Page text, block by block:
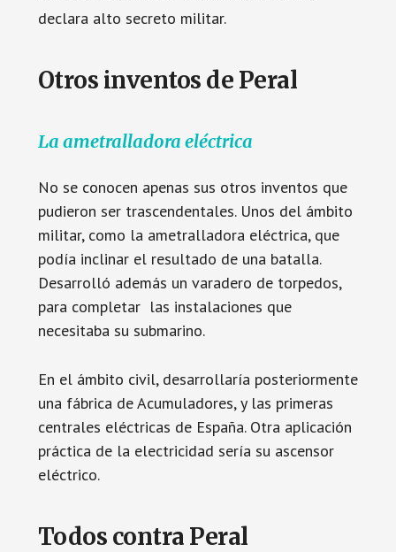
declara alto secreto militar.
Otros inventos de Peral
La ametralladora eléctrica
No se conocen apenas sus otros inventos que
pudieron ser trascendentales. Unos del ámbito
militar, como la ametralladora eléctrica, que
podía inclinar el resultado de una batalla.
Desarrolló además un varadero de torpedos,
para completar las instalaciones que
necesitaba su submarino.
En el ámbito civil, desarrollaría posteriormente
una fábrica de Acumuladores, y las primeras
centrales eléctricas de España. Otra aplicación
práctica de la electricidad sería su ascensor
eléctrico.
Todos contra Peral